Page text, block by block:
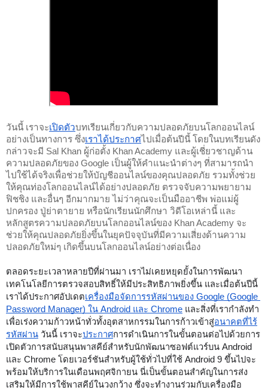
วันนี้ เราจะเปิดตัวบทเรียนเกี่ยวกับความปลอดภัยบนโลกออนไลน์
อย่างเป็นทางการ ซึ่งเราได้ประกาศไปเมื่อต้นปีนี้ โดยในบทเรียนดัง
กล่าวจะมี Sal Khan ผู้ก่อตั้ง Khan Academy และผู้เชี่ยวชาญด้าน
ความปลอดภัยของ Google เป็นผู้ให้คำแนะนำต่างๆ ที่สามารถนำ
ไปใช้ได้จริงเพื่อช่วยให้บัญชีออนไลน์ของคุณปลอดภัย รวมทั้งช่วย
ให้คุณท่องโลกออนไลน์ได้อย่างปลอดภัย ตรวจจับความพยายาม
ฟิชชิง และอื่นๆ อีกมากมาย ไม่ว่าคุณจะเป็นมืออาชีพ พ่อแม่ผู้
ปกครอง ปู่ย่าตายาย หรือนักเรียนนักศึกษา วิดีโอเหล่านี้ และ
หลักสูตรความปลอดภัยบนโลกออนไลน์ของ Khan Academy จะ
ช่วยให้คุณปลอดภัยยิ่งขึ้นในยุคปัจจุบันที่มีความเสี่ยงด้านความ
ปลอดภัยใหม่ๆ เกิดขึ้นบนโลกออนไลน์อย่างต่อเนื่อง
ตลอดระยะเวลาหลายปีที่ผ่านมา เราไม่เคยหยุดยั้งในการพัฒนา
เทคโนโลยีการตรวจสอบสิทธิ์ให้มีประสิทธิภาพยิ่งขึ้น และเมื่อต้นปีนี้
เราได้ประกาศอัปเดตเครื่องมือจัดการรหัสผ่านของ Google (Google
Password Manager) ใน Android และ Chrome และสิ่งที่เรากำลังทำ
เพื่อเร่งความก้าวหน้าทั่วทั้งอุตสาหกรรมในการก้าวเข้าสู่อนาคตที่ไร้
รหัสผ่าน วันนี้ เราจะประกาศการดำเนินการในขั้นตอนต่อไปด้วยการ
เปิดตัวการสนับสนุนพาสคีย์สำหรับนักพัฒนาซอฟต์แวร์บน Android
และ Chrome โดยเวอร์ชันสำหรับผู้ใช้ทั่วไปที่ใช้ Android 9 ขึ้นไปจะ
พร้อมให้บริการในเดือนพฤศจิกายน นี่เป็นขั้นตอนสำคัญในการส่ง
เสริมให้มีการใช้พาสคีย์ในวงกว้าง ซึ่งจะทำงานร่วมกับเครื่องมือ